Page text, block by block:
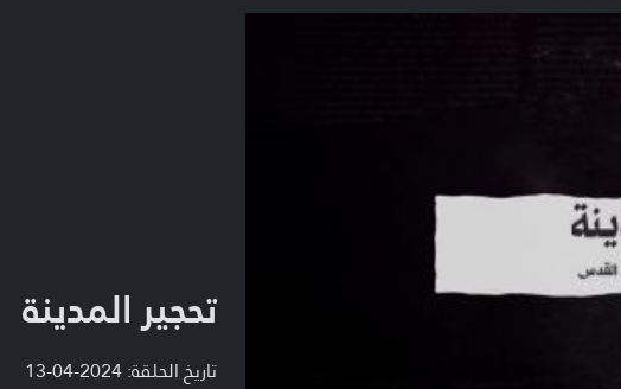
تحجير المدينة
تاريخ الحلقة: 2024-04-13